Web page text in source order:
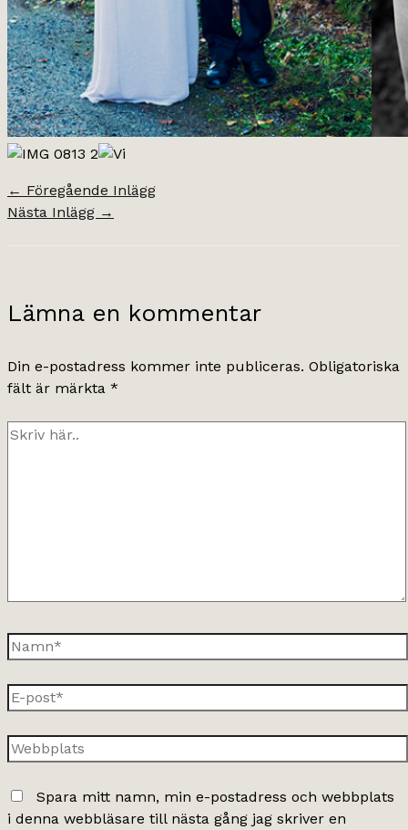
← Föregående Inlägg
Nästa Inlägg →
Lämna en kommentar
Din e-postadress kommer inte publiceras. Obligatoriska
fält är märkta *
Skriv
Namn*
E-
post*
Webbplats
Spara mitt namn, min e-postadress och webbplats
i denna webbläsare till nästa gång jag skriver en